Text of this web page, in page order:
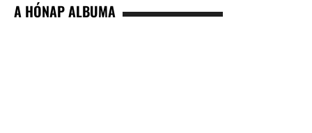
A HÓNAP ALBUMA